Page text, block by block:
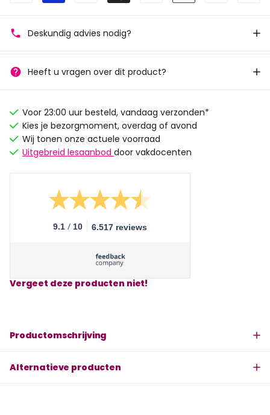
Deskundig advies nodig?
Heeft u vragen over dit product?
Voor 23:00 uur besteld, vandaag verzonden*
Kies je bezorgmoment, overdag of avond
Wij tonen onze actuele voorraad
Uitgebreid lesaanbod door vakdocenten
9.1 / 10 6.517 reviews
Vergeet deze producten niet!
Productomschrijving
Alternatieve producten